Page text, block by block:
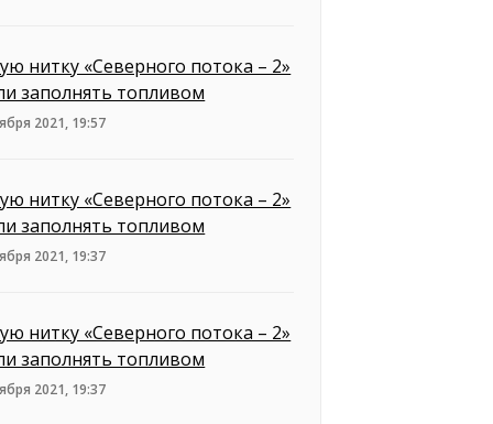
нитку «Северного потока – 2»
заполнять топливом
2021, 19:57
нитку «Северного потока – 2»
заполнять топливом
2021, 19:37
нитку «Северного потока – 2»
заполнять топливом
2021, 19:37